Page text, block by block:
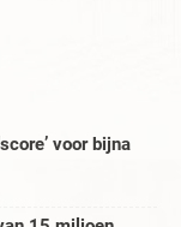
voor bijna